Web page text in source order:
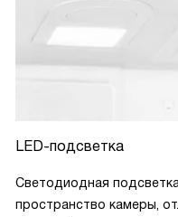
LED-подсветка
Светодиодная
пространство камеры,